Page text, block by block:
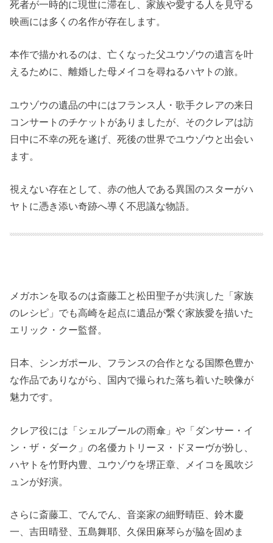
死者が一時的に現世に滞在し、家族や愛する人を見守る
映画には多くの名作が存在します。
本作で描かれるのは、亡くなった父ユウゾウの遺言を叶
えるために、離婚した母メイコを尋ねるハヤトの旅。
ユウゾウの遺品の中にはフランス人・歌手クレアの来日
コンサートのチケットがありましたが、そのクレアは訪
日中に不幸の死を遂げ、死後の世界でユウゾウと出会い
ます。
視えない存在として、赤の他人である異国のスターがハ
ヤトに憑き添い奇跡へ導く不思議な物語。
メガホンを取るのは斎藤工と松田聖子が共演した「家族
のレシピ」でも高崎を起点に遺品が繋ぐ家族愛を描いた
エリック・クー監督。
日本、シンガポール、フランスの合作となる国際色豊か
な作品でありながら、国内で撮られた落ち着いた映像が
魅力です。
クレア役には「シェルブールの雨傘」や「ダンサー・イ
ン・ザ・ダーク」の名優カトリーヌ・ドヌーヴが扮し、
ハヤトを竹野内豊、ユウゾウを堺正章、メイコを風吹ジ
ュンが好演。
さらに斎藤工、でんでん、音楽家の細野晴臣、鈴木慶
一、吉田晴登、五島舞耶、久保田麻琴らが脇を固めま